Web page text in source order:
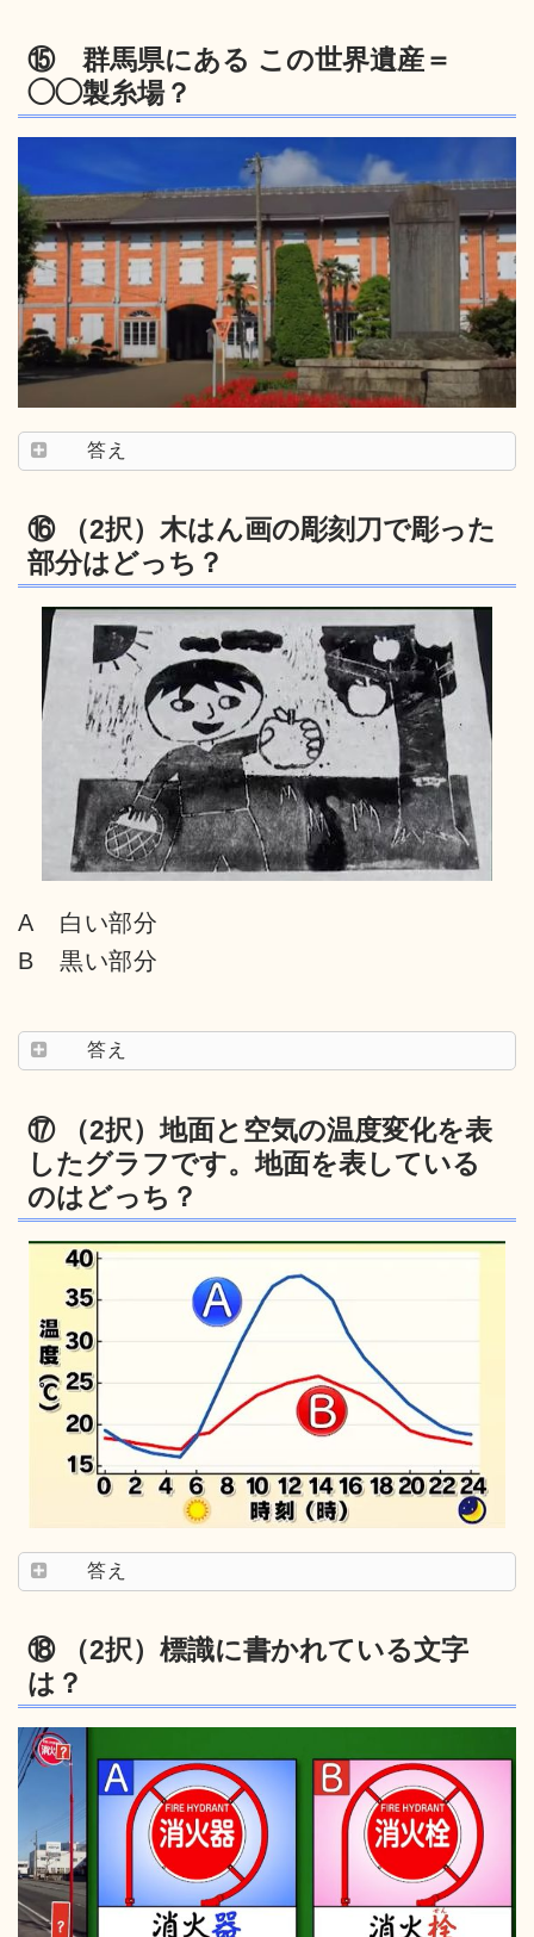
⑮ 群馬県にある この世界遺産＝
◯◯製糸場？
答え
⑯ （2択）木はん画の彫刻刀で彫った
部分はどっち？
A 白い部分
B 黒い部分
答え
⑰ （2択）地面と空気の温度変化を表
したグラフです。地面を表している
のはどっち？
答え
⑱ （2択）標識に書かれている文字
は？